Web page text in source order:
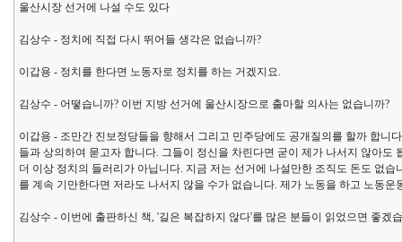
울산시장 선거에 나설 수도 있다
김상수 - 정치에 직접 다시 뛰어들 생각은 없습니까?
이갑용 - 정치를 한다면 노동자로 정치를 하는 거겠지요.
김상수 - 어떻습니까? 이번 지방 선거에 울산시장으로 출마할 의사는 없습니까?
이갑용 - 조만간 진보정당들을 향해서 그리고 민주당에도 공개질의를 할까 합
들과 상의하여 묻고자 합니다. 그들이 정신을 차린다면 굳이 제가 나서지 않아
더 이상 정치의 들러리가 아닙니다. 지금 저는 선거에 나설만한 조직도 돈도 없
를 계속 기만한다면 저라도 나서지 않을 수가 없습니다. 제가 노동을 하고 노동
김상수 - 이번에 출판하신 책, '길은 복잡하지 않다'를 많은 분들이 읽었으면 좋겠